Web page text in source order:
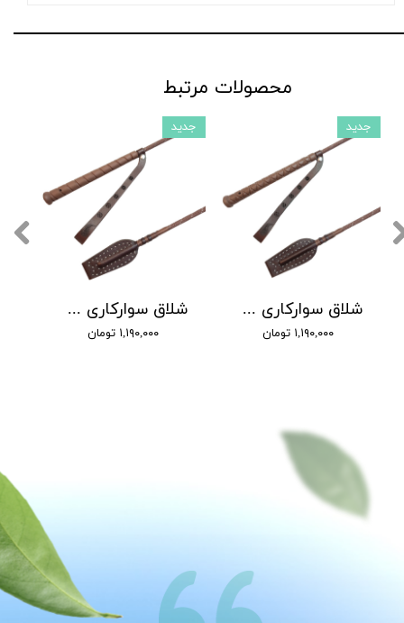
محصولات مرتبط
شلاق سوارکاری شادان - با بند مُچی چرمی، مدل سنگچین دسته اسپرت
۱,۱۹۰,۰۰۰ تومان
جدید
شلاق سوارکاری شادان - با بند مُچی چرمی، مدل سنگچین دسته کلاسیک
۱,۱۹۰,۰۰۰ تومان
جدید